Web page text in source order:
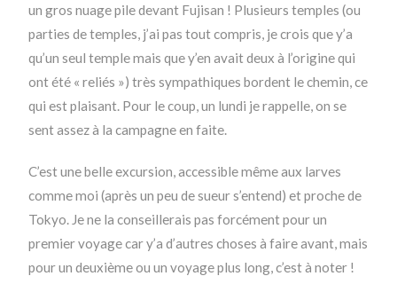
un gros nuage pile devant Fujisan ! Plusieurs temples (ou
parties de temples, j’ai pas tout compris, je crois que y’a
qu’un seul temple mais que y’en avait deux à l’origine qui
ont été « reliés ») très sympathiques bordent le chemin, ce
qui est plaisant. Pour le coup, un lundi je rappelle, on se
sent assez à la campagne en faite.
C’est une belle excursion, accessible même aux larves
comme moi (après un peu de sueur s’entend) et proche de
Tokyo. Je ne la conseillerais pas forcément pour un
premier voyage car y’a d’autres choses à faire avant, mais
pour un deuxième ou un voyage plus long, c’est à noter !